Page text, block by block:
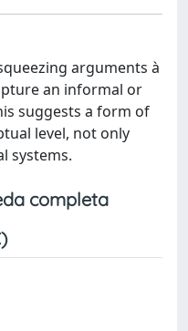
arguments à
an informal or
suggests a form of
level, not only
systems.
completa